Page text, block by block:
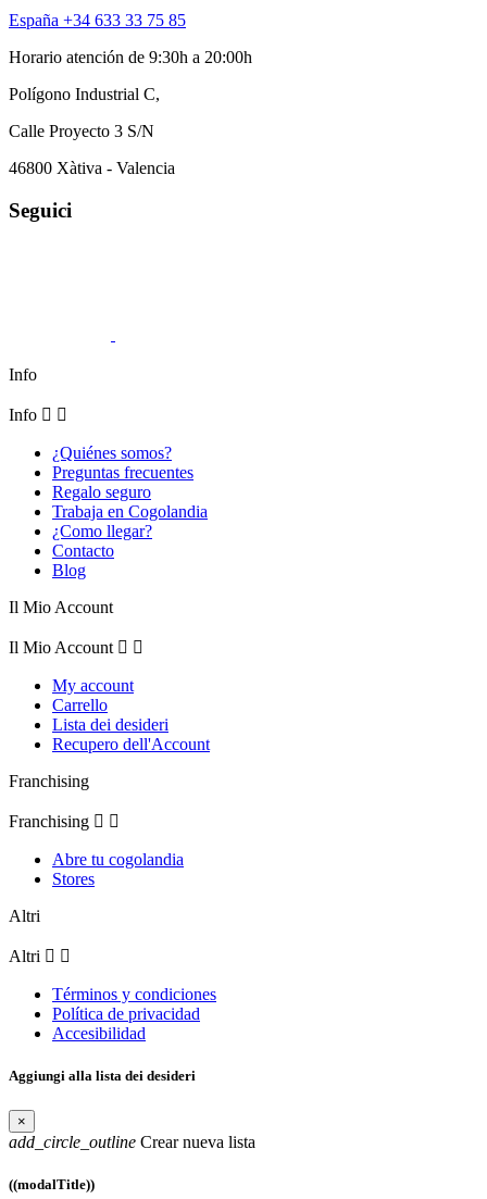
España +34 633 33 75 85
Horario atención de 9:30h a 20:00h
Polígono Industrial C,
Calle Proyecto 3 S/N
46800 Xàtiva - Valencia
Seguici
Info
Info  
¿Quiénes somos?
Preguntas frecuentes
Regalo seguro
Trabaja en Cogolandia
¿Como llegar?
Contacto
Blog
Il Mio Account
Il Mio Account  
My account
Carrello
Lista dei desideri
Recupero dell'Account
Franchising
Franchising  
Abre tu cogolandia
Stores
Altri
Altri  
Términos y condiciones
Política de privacidad
Accesibilidad
Aggiungi alla lista dei desideri
×
add_circle_outline Crear nueva lista
((modalTitle))